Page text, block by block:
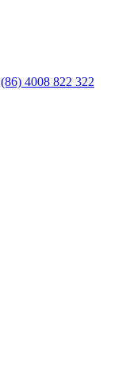
(86) 4008 822 322